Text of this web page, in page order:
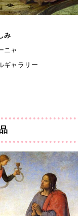
み
ニャ
ギャラリー